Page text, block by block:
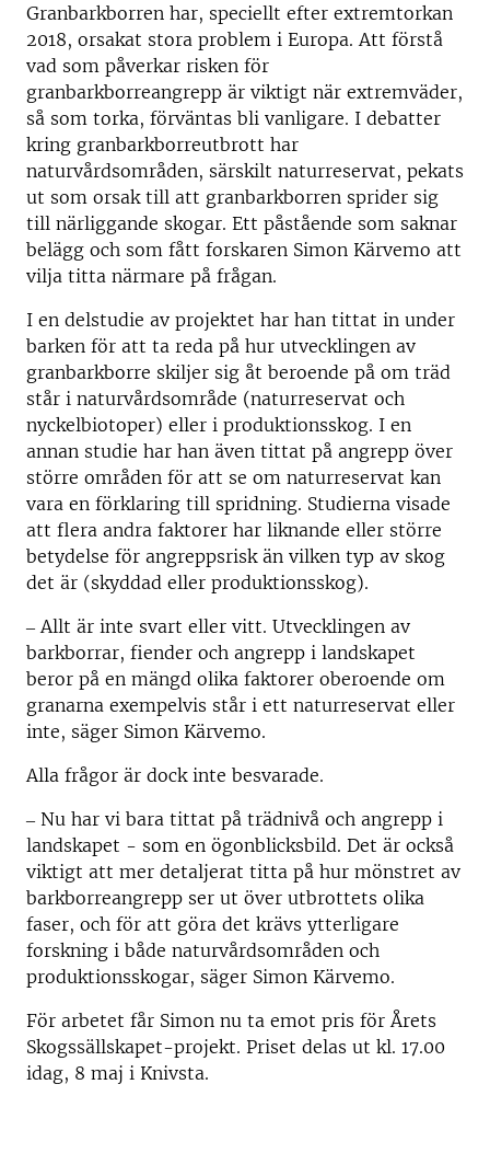
Granbarkborren har, speciellt efter extremtorkan
2018, orsakat stora problem i Europa. Att förstå
vad som påverkar risken för
granbarkborreangrepp är viktigt när extremväder,
så som torka, förväntas bli vanligare. I debatter
kring granbarkborreutbrott har
naturvårdsområden, särskilt naturreservat, pekats
ut som orsak till att granbarkborren sprider sig
till närliggande skogar. Ett påstående som saknar
belägg och som fått forskaren Simon Kärvemo att
vilja titta närmare på frågan.
I en delstudie av projektet har han tittat in under
barken för att ta reda på hur utvecklingen av
granbarkborre skiljer sig åt beroende på om träd
står i naturvårdsområde (naturreservat och
nyckelbiotoper) eller i produktionsskog. I en
annan studie har han även tittat på angrepp över
större områden för att se om naturreservat kan
vara en förklaring till spridning. Studierna visade
att flera andra faktorer har liknande eller större
betydelse för angreppsrisk än vilken typ av skog
det är (skyddad eller produktionsskog).
‒ Allt är inte svart eller vitt. Utvecklingen av
barkborrar, fiender och angrepp i landskapet
beror på en mängd olika faktorer oberoende om
granarna exempelvis står i ett naturreservat eller
inte, säger Simon Kärvemo.
Alla frågor är dock inte besvarade.
‒ Nu har vi bara tittat på trädnivå och angrepp i
landskapet - som en ögonblicksbild. Det är också
viktigt att mer detaljerat titta på hur mönstret av
barkborreangrepp ser ut över utbrottets olika
faser, och för att göra det krävs ytterligare
forskning i både naturvårdsområden och
produktionsskogar, säger Simon Kärvemo.
För arbetet får Simon nu ta emot pris för Årets
Skogssällskapet-projekt. Priset delas ut kl. 17.00
idag, 8 maj i Knivsta.